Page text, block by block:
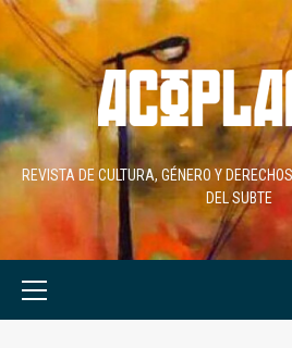
Skip
to
content
REVISTA DE CULTURA, GÉNERO Y
DEL SUBTE
Primary